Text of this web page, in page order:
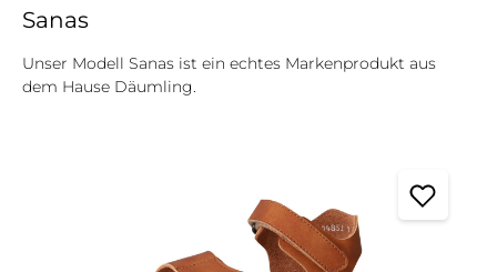
Sanas
Unser Modell Sanas ist ein echtes Markenprodukt aus
dem Hause Däumling.